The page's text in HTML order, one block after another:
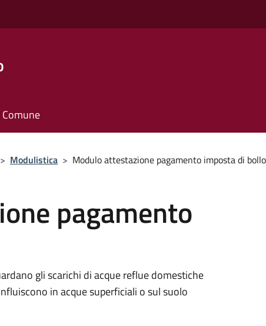
> Modulistica > Modulo attestazione pagamento imposta di bollo
pagamento
gli scarichi di acque reflue domestiche
in acque superficiali o sul suolo